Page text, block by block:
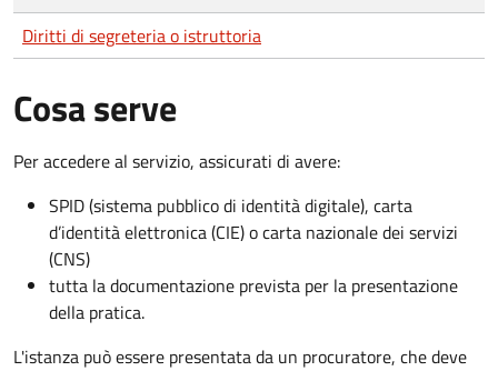
Diritti di segreteria o istruttoria
Cosa serve
Per accedere al servizio, assicurati di avere:
SPID (sistema pubblico di identità digitale), carta
d’identità elettronica (CIE) o carta nazionale dei servizi
(CNS)
tutta la documentazione prevista per la presentazione
della pratica.
L'istanza può essere presentata da un procuratore, che deve